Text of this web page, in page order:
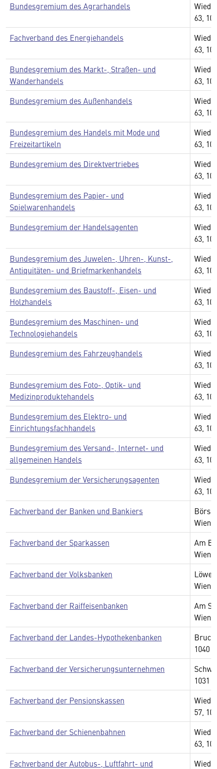
Bundesgremium des Agrarhandels
63,
Fachverband des Energiehandels
63,
Bundesgremium des Markt-, Straßen- und
Wanderhandels
63,
Bundesgremium des Außenhandels
63,
Bundesgremium des Handels mit Mode und
Freizeitartikeln
63,
Bundesgremium des Direktvertriebes
63,
Bundesgremium des Papier- und
Spielwarenhandels
63,
Bundesgremium der Handelsagenten
63,
Bundesgremium des Juwelen-, Uhren-, Kunst-,
Antiquitäten- und Briefmarkenhandels
63,
Bundesgremium des Baustoff-, Eisen- und
Holzhandels
63,
Bundesgremium des Maschinen- und
Technologiehandels
63,
Bundesgremium des Fahrzeughandels
63,
Bundesgremium des Foto-, Optik- und
Medizinproduktehandels
63,
Bundesgremium des Elektro- und
Einrichtungsfachhandels
63,
Bundesgremium des Versand-, Internet- und
allgemeinen Handels
63,
Bundesgremium der Versicherungsagenten
63,
Fachverband der Banken und Bankiers
Wien
Fachverband der Sparkassen
Am
Wien
Fachverband der Volksbanken
Wien
Fachverband der Raiffeisenbanken
Am
Wien
Fachverband der Landes-Hypothekenbanken
1040
Fachverband der Versicherungsunternehmen
1031
Fachverband der Pensionskassen
57,
Fachverband der Schienenbahnen
63,
Fachverband der Autobus-, Luftfahrt- und